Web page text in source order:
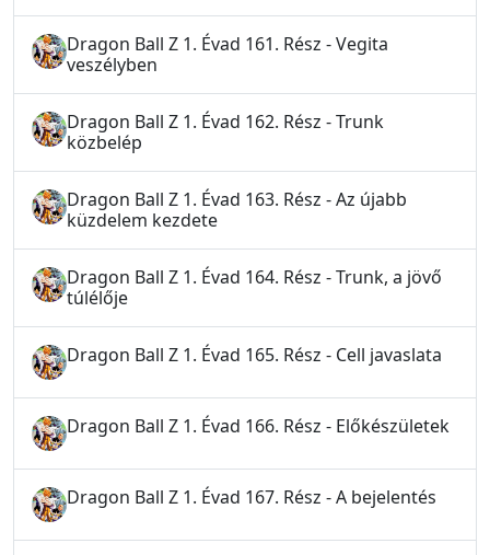
Dragon Ball Z 1. Évad 161. Rész - Vegita
veszélyben
Dragon Ball Z 1. Évad 162. Rész - Trunk
közbelép
Dragon Ball Z 1. Évad 163. Rész - Az újabb
küzdelem kezdete
Dragon Ball Z 1. Évad 164. Rész - Trunk, a jövő
túlélője
Dragon Ball Z 1. Évad 165. Rész - Cell javaslata
Dragon Ball Z 1. Évad 166. Rész - Előkészületek
Dragon Ball Z 1. Évad 167. Rész - A bejelentés